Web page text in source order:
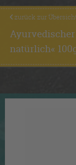
zurück zur
Ayurvedischer
natürlich«